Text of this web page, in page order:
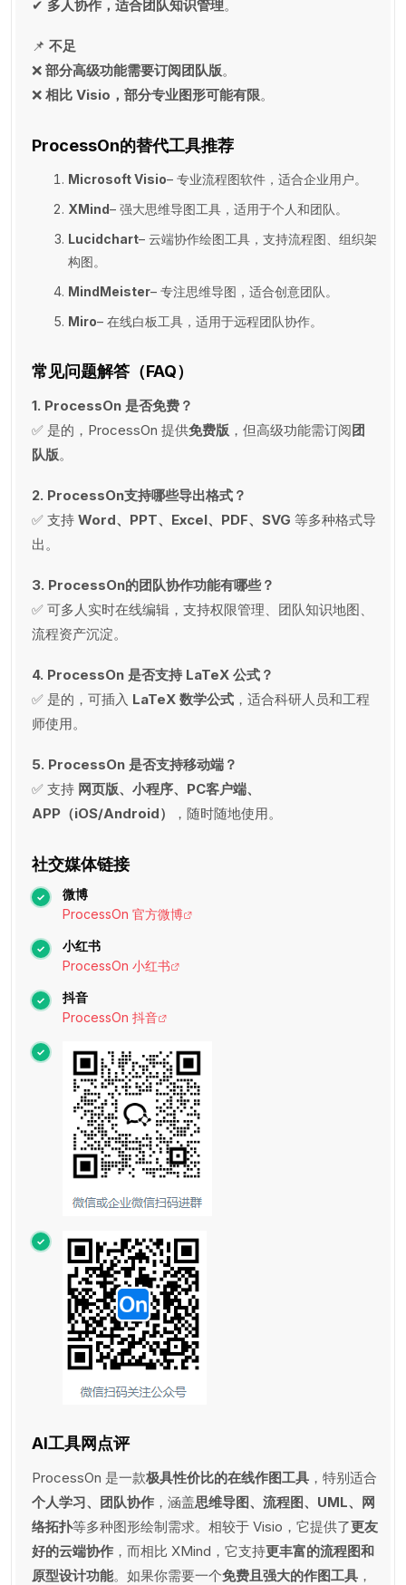
✔ 多人协作，适合团队知识管理。
📌 不足
❌ 部分高级功能需要订阅团队版。
❌ 相比 Visio，部分专业图形可能有限。
ProcessOn的替代工具推荐
Microsoft Visio– 专业流程图软件，适合企业用户。
XMind– 强大思维导图工具，适用于个人和团队。
Lucidchart– 云端协作绘图工具，支持流程图、组织架
构图。
MindMeister– 专注思维导图，适合创意团队。
Miro– 在线白板工具，适用于远程团队协作。
常见问题解答（FAQ）
1. ProcessOn 是否免费？
✅ 是的，ProcessOn 提供免费版 ，但高级功能需订阅团
队版。
2. ProcessOn支持哪些导出格式？
✅ 支持 Word、PPT、Excel、PDF、SVG 等多种格式导
出。
3. ProcessOn的团队协作功能有哪些？
✅ 可多人实时在线编辑，支持权限管理、团队知识地图、
流程资产沉淀。
4. ProcessOn 是否支持 LaTeX 公式？
✅ 是的，可插入 LaTeX 数学公式 ，适合科研人员和工程
师使用。
5. ProcessOn 是否支持移动端？
✅ 支持 网页版、小程序、PC客户端、
APP（iOS/Android）
，随时随地使用。
社交媒体链接
微博
ProcessOn 官方微博
小红书
ProcessOn 小红书
抖音
ProcessOn 抖音
AI工具网点评
ProcessOn 是一款极具性价比的在线作图工具 ，特别适合
个人学习、团队协作 ，涵盖思维导图、流程图、UML、网
络拓扑等多种图形绘制需求。相较于 Visio，它提供了更友
好的云端协作 ，而相比 XMind，它支持更丰富的流程图和
原型设计功能。如果你需要一个免费且强大的作图工具 ，